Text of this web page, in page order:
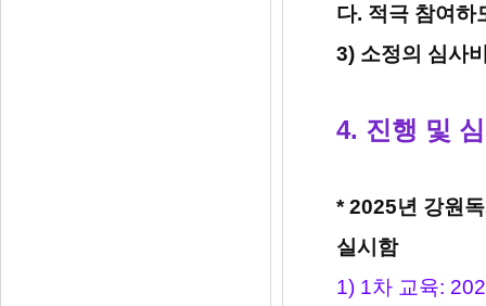
다. 적극 참여하
3) 소정의 심사
4. 진행 및
* 2025년 강원
실시함
1) 1차 교육: